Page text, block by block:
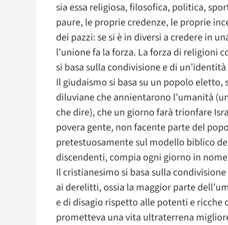
sia essa religiosa, filosofica, politica,
paure, le proprie credenze, le proprie
dei pazzi: se si è in diversi a credere in
l’unione fa la forza. La forza di religioni
si basa sulla condivisione e di
Il giudaismo si basa su un popolo
diluviane che annientarono l’umanità
che dire), che un giorno farà trionfare
povera gente, non facente parte del
pretestuosamente sul modello biblico
discendenti, compia ogni giorno in
Il cristianesimo si basa sulla
ai derelitti, ossia la maggior parte
e di disagio rispetto alle potenti e ricche
prometteva una vita ultraterrena